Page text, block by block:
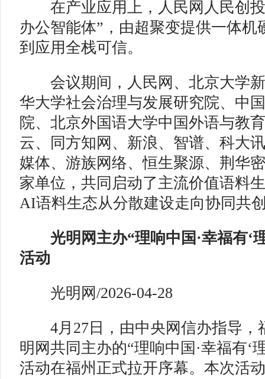
在产业应用上，人民网人民创投
办公智能体”，由超聚变提供一体机
到应用全栈可信。
会议期间，人民网、北京大学新
华大学社会治理与发展研究院、中
院、北京外国语大学中国外语与教
云、同方知网、新浪、智谱、科大
媒体、游族网络、恒生聚源、荆华
家单位，共同启动了主流价值语料
AI语料生态从分散建设走向协同共
光明网主办“理响中国·幸福有‘
活动
光明网/2026-04-28
4月27日，由中央网信办指导，
明网共同主办的“理响中国·幸福有‘
活动在福州正式拉开序幕。本次活